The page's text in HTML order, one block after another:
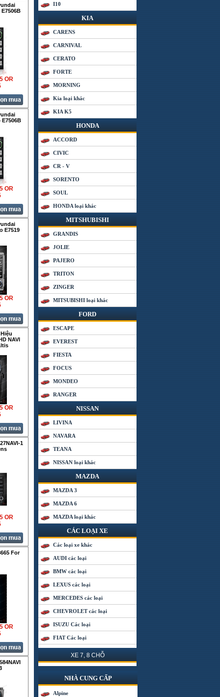
OR
OR
E7519
OR
NAVI
OR
1
OR
For
OR
I10
KIA
CARENS
CARNIVAL
CERATO
FORTE
MORNING
Kia loại khác
KIA K5
HONDA
ACCORD
CIVIC
CR - V
SORENTO
SOUL
HONDA loại khác
MITSHUBISHI
GRANDIS
JOLIE
PAJERO
TRITON
ZINGER
MITSUBISHI loại khác
FORD
ESCAPE
EVEREST
FIESTA
FOCUS
MONDEO
RANGER
NISSAN
LIVINA
NAVARA
TEANA
NISSAN loại khác
MAZDA
MAZDA 3
MAZDA 6
MAZDA loại khác
CÁC LOẠI XE
Các loại xe khác
AUDI các loại
BMW các loại
LEXUS các loại
MERCEDES các loại
CHEVROLET các loại
ISUZU Các loại
FIAT Các loại
XE 7, 8 CHỖ
NHÀ CUNG CẤP
Alpine